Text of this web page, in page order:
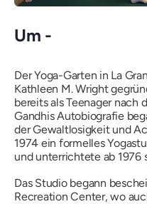
Um -
Der Yoga-Garten in La
Kathleen M. Wright
bereits als Teenager nach
Gandhis Autobiografie
der Gewaltlosigkeit und
1974 ein formelles
und unterrichtete ab 1976
Das Studio begann
Recreation Center, wo